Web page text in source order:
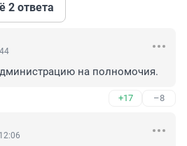
2 ответа
на полномочия.
+17 –8